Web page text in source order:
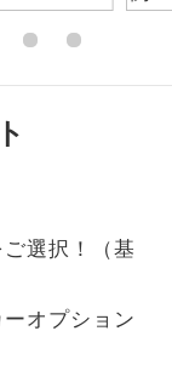
選択！（基
オプション
（機内食を除
召し上がりいた
イドさんの説明
きます。
人型プランで